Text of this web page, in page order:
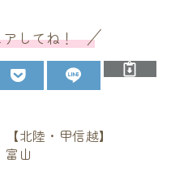
してね！
【北陸・甲信越】
富山